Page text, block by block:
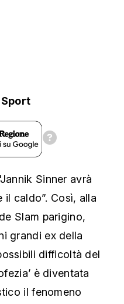
Sinner avrà
caldo”. Così, alla
Slam parigino,
grandi ex della
difficoltà del
è diventata
il fenomeno